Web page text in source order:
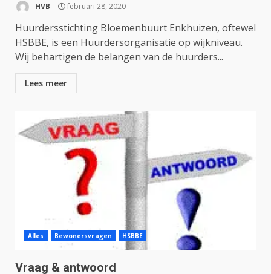
HVB februari 28, 2020
Huurdersstichting Bloemenbuurt Enkhuizen, oftewel
HSBBE, is een Huurdersorganisatie op wijkniveau.
Wij behartigen de belangen van de huurders...
Lees meer
Alles Bewonersvragen HSBBE
Vraag & antwoord